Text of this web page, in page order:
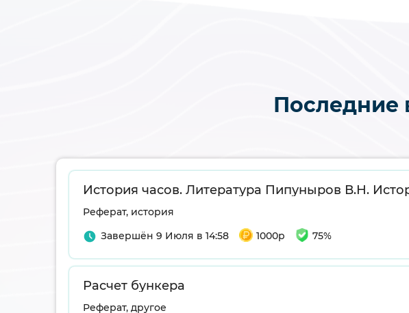
Последние
Реферат, история
Завершён 9 Июля в 14:58
1000р 75%
Расчет бункера
Реферат, другое